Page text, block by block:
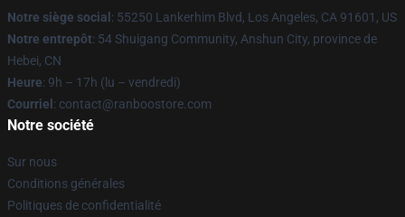
Notre siège social : 55250 Lankerhim Blvd, Los Angeles, CA 91601, US
Notre entrepôt: 54 Shuigang Community, Anshun City, province de
Hebei, CN
Heure: 9h – 17h (lu – vendredi)
Courriel : contact@ranboostore.com
Notre société
Sur nous
Conditions générales
Politiques de confidentialité